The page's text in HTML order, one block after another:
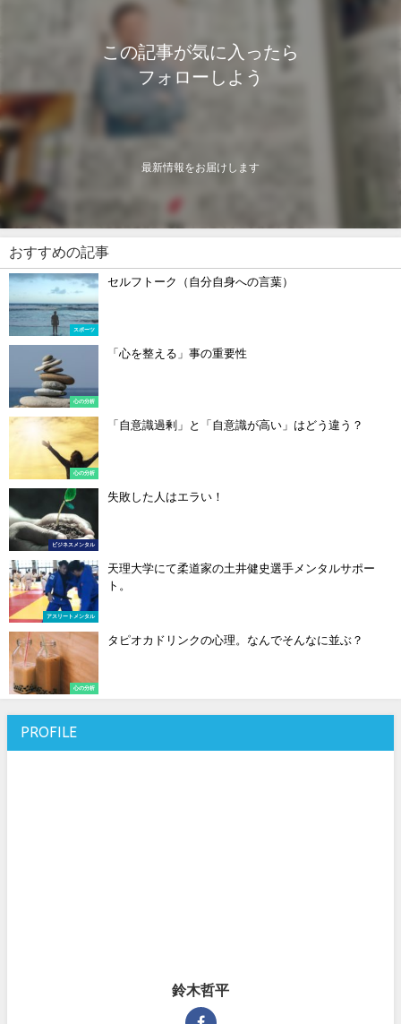
この記事が気に入ったら
フォローしよう
最新情報をお届けします
おすすめの記事
スポーツ
セルフトーク（自分自身への言葉）
心の分析
「心を整える」事の重要性
心の分析
「自意識過剰」と「自意識が高い」はどう違う？
ビジネスメンタル
失敗した人はエラい！
アスリートメンタル
天理大学にて柔道家の土井健史選手メンタルサポー
ト。
心の分析
タピオカドリンクの心理。なんでそんなに並ぶ？
PROFILE
鈴木哲平